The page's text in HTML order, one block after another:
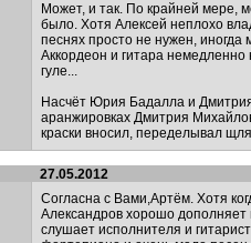
Может, и так. По крайней мере,
было. Хотя Алексей неплохо
песнях просто не нужен,
Аккордеон и гитара
гуле...
Насчёт Юрия Бадалла и
аранжировках Дмитрия
краски вносил, переделывал
27.05.2012
Согласна с Вами,Артём. Хотя
Александров хорошо дополняет
слушает исполнителя и